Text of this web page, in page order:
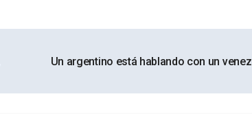
Un argentino está hablando con un